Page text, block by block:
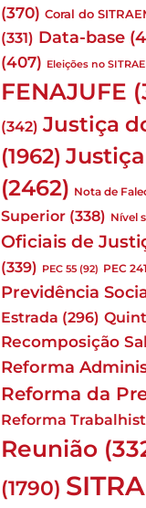
(370) Coral do
(331) Data-base
(407) Eleições no
FENAJUFE
(342) Justiça
(1962)
(2462) Nota de
Superior (338) Nível
Oficiais de
(339) PEC 55 (92) PEC 241
Previdência
Estrada (296)
Recomposição
Reforma
Reforma da
Reforma
Reunião
(1790)